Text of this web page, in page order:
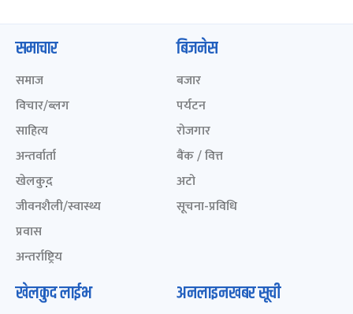
समाचार
समाज
विचार/ब्लग
साहित्य
अन्तर्वार्ता
खेलकुद़़
जीवनशैली/स्वास्थ्य
प्रवास
अन्तर्राष्ट्रिय
बिजनेस
बजार
पर्यटन
रोजगार
बैंक / वित्त
अटो
सूचना-प्रविधि
खेलकुद लाईभ अनलाइनखबर सूची